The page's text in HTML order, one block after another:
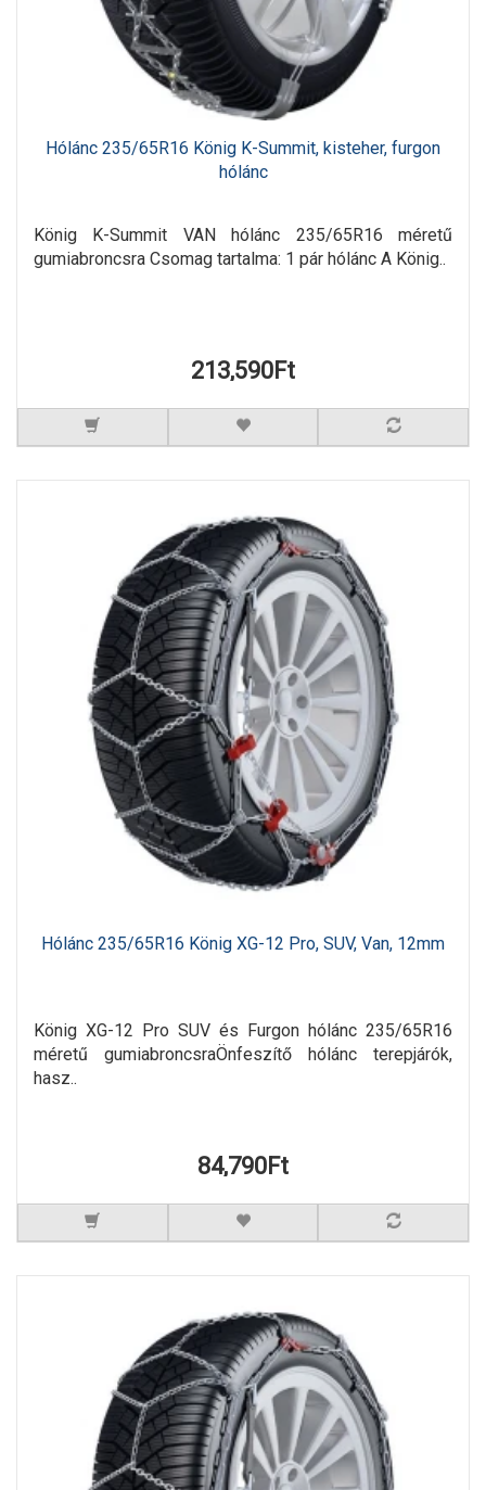
Hólánc 235/65R16 König K-Summit, kisteher, furgon
hólánc
König K-Summit VAN hólánc 235/65R16 méretű
gumiabroncsra Csomag tartalma: 1 pár hólánc A König..
213,590Ft
Hólánc 235/65R16 König XG-12 Pro, SUV, Van, 12mm
König XG-12 Pro SUV és Furgon hólánc 235/65R16
méretű gumiabroncsraÖnfeszítő hólánc terepjárók,
hasz..
84,790Ft